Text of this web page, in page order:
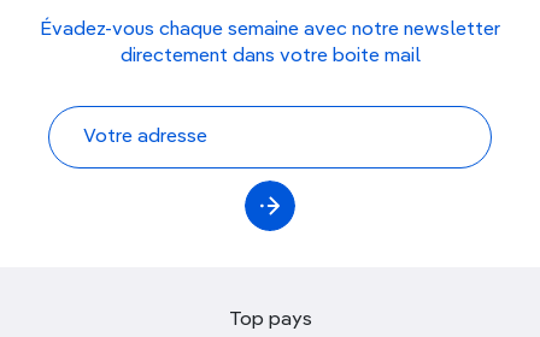
Évadez-vous chaque semaine avec notre newsletter
directement dans votre boite mail
Top pays